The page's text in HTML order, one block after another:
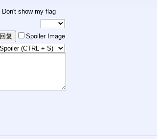
Don't show my flag
Spoiler Image